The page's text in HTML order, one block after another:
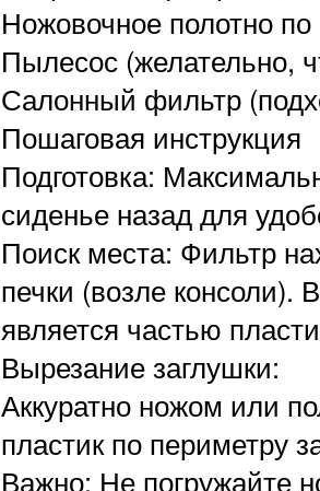
Ножовочное полотно
Пылесос (желательно,
Салонный фильтр
Пошаговая инструкция
Подготовка:
сиденье назад для
Поиск места: Фильтр
печки (возле консоли).
является частью
Вырезание заглушки:
Аккуратно ножом или
пластик по периметру
Важно: Не погружайте